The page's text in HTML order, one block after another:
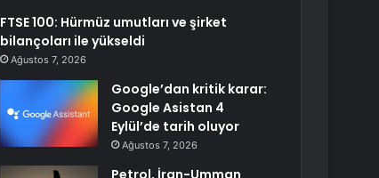
FTSE 100: Hürmüz umutları ve şirket
bilançoları ile yükseldi
Ağustos 7, 2026
Google’dan kritik karar:
Google Asistan 4
Eylül’de tarih oluyor
Ağustos 7, 2026
Petrol, İran-Umman